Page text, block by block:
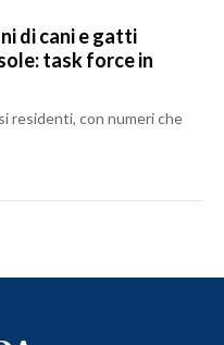
di cani e gatti
task force in
residenti, con numeri che